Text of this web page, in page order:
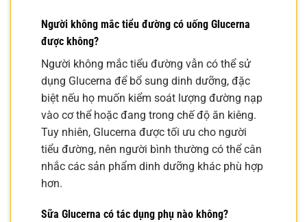
Người không mắc tiểu đường có uống Glucerna
được không?
Người không mắc tiểu đường vẫn có thể sử
dụng Glucerna để bổ sung dinh dưỡng, đặc
biệt nếu họ muốn kiểm soát lượng đường nạp
vào cơ thể hoặc đang trong chế độ ăn kiêng.
Tuy nhiên, Glucerna được tối ưu cho người
tiểu đường, nên người bình thường có thể cân
nhắc các sản phẩm dinh dưỡng khác phù hợp
hơn.
Sữa Glucerna có tác dụng phụ nào không?